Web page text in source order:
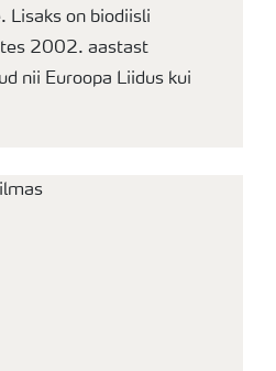
Lisaks on biodiisli
2002. aastast
nii Euroopa Liidus kui